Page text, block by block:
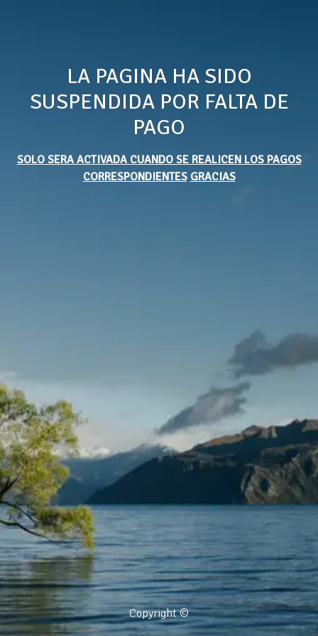
LA PAGINA HA SIDO
SUSPENDIDA POR FALTA DE
PAGO
SOLO SERA ACTIVADA CUANDO SE REALICEN LOS PAGOS
CORRESPONDIENTES GRACIAS
Copyright ©